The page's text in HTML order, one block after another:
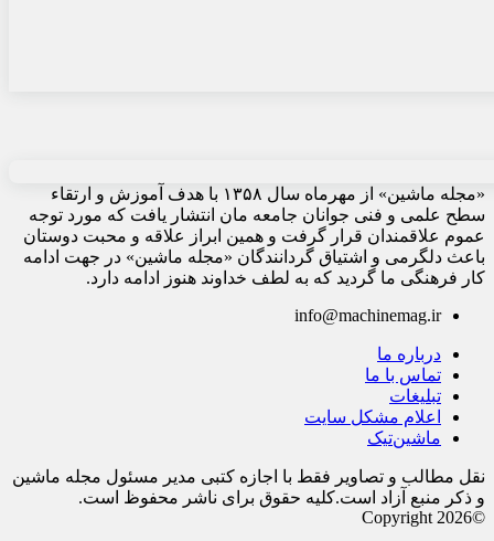
«مجله ماشین» از مهرماه سال ۱۳۵۸ با هدف آموزش و ارتقاء
سطح علمی و فنی جوانان جامعه مان انتشار یافت که مورد توجه
عموم علاقمندان قرار گرفت و همین ابراز علاقه و محبت دوستان
باعث دلگرمی و اشتیاق گردانندگان «مجله ماشین» در جهت ادامه
کار فرهنگی ما گردید که به لطف خداوند هنوز ادامه دارد.
info@machinemag.ir
درباره ما
تماس با ما
تبلیغات
اعلام مشکل سایت
ماشین‌تیک
نقل مطالب و تصاویر فقط با اجازه کتبی مدیر مسئول مجله ماشین
و ذکر منبع آزاد است.کلیه حقوق برای ناشر محفوظ است.
©Copyright 2026